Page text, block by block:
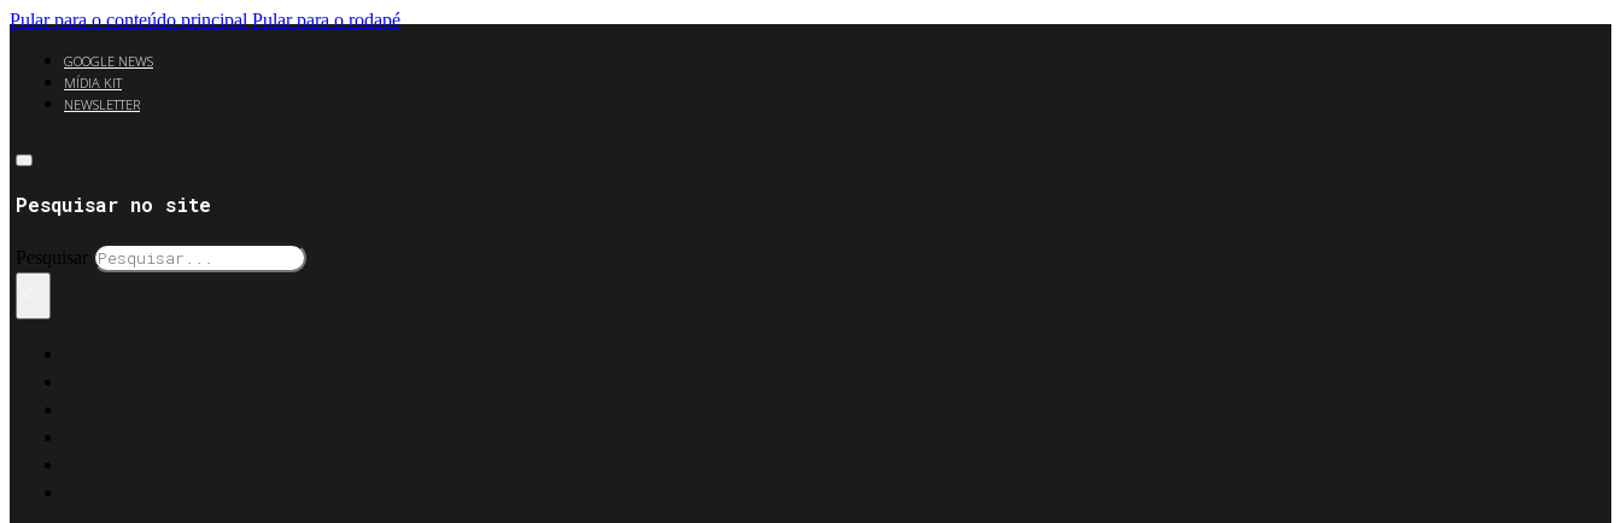
Pular para o conteúdo principal Pular para o rodapé
GOOGLE NEWS
MÍDIA KIT
NEWSLETTER
Pesquisar no site
Pesquisar